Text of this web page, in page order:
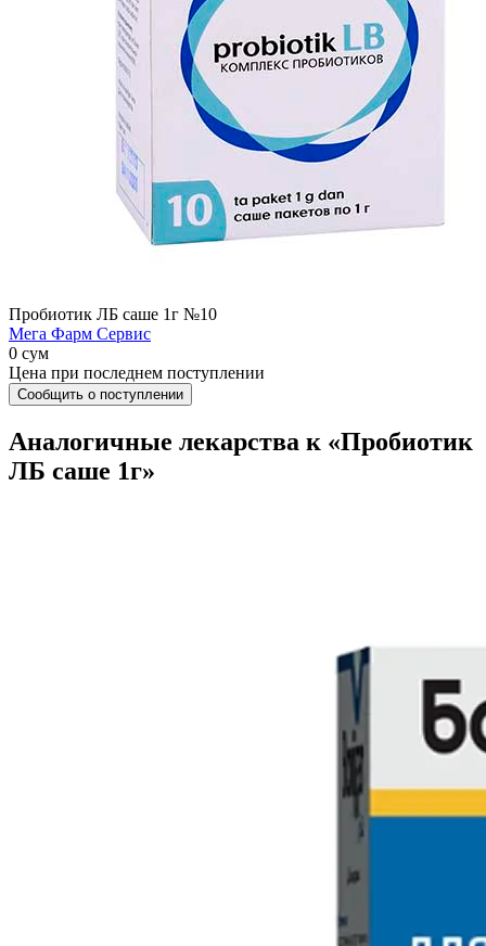
Пробиотик ЛБ саше 1г №10
Мега Фарм Сервис
0 сум
Цена при последнем поступлении
Сообщить о поступлении
Аналогичные лекарства к «Пробиотик
ЛБ саше 1г»